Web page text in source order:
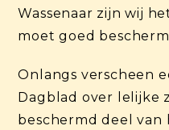
Wassenaar zijn wij
moet goed
Onlangs verscheen
Dagblad over lelijke
beschermd deel